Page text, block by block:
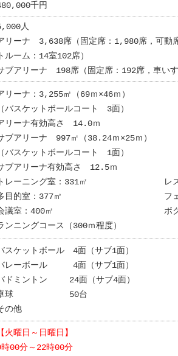
千円
人
リーナ 3,638席（固定席：1,980席，可動
トルーム：14室102席）
ブアリーナ 198席（固定席：192席，車いす
リーナ：3,255㎡（69ｍ×46ｍ）
（バスケットボールコート 3面）
リーナ有効高さ 14.0ｍ
ブアリーナ 997㎡（38.24ｍ×25ｍ）
（バスケットボールコート 1面）
ブアリーナ有効高さ 12.5ｍ
トレーニング室：331㎡ レスリ
目的室：377㎡ フェンシ
議室：400㎡ ボクシン
ンニングコース（300ｍ程度）
スケットボール 4面（サブ1面）
レーボール 4面（サブ1面）
ドミントン 24面（サブ4面）
球 50台
の他
【火曜日～日曜日】
時00分～22時00分